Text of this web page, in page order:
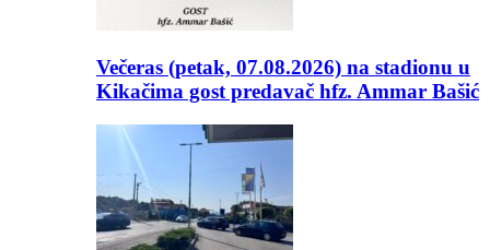
Večeras (petak, 07.08.2026) na stadionu u
Kikačima gost predavač hfz. Ammar Bašić